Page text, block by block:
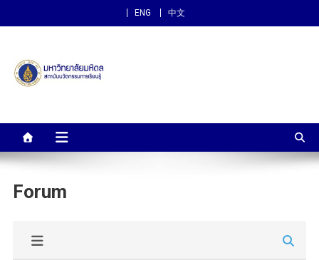
ENG 中文
สถาบันนวัตกรรมการเรียนรู้
Forum